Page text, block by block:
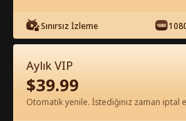
Uygulamada
Sınırsız İzleme
Aylık VIP
$39.99
Otomatik yenile. İstediğiniz zaman iptal